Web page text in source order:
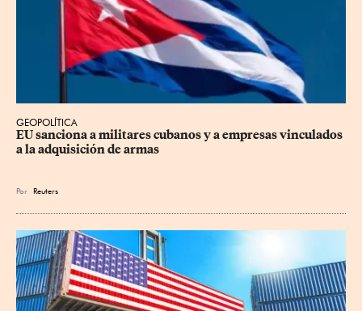
GEOPOLÍTICA
EU sanciona a militares cubanos y a empresas vinculados
a la adquisición de armas
Por Reuters